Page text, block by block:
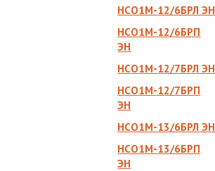
НСО1М-12/6БРЛ ЭН
НСО1М-12/6БРП
ЭН
НСО1М-12/7БРЛ ЭН
НСО1М-12/7БРП
ЭН
НСО1М-13/6БРЛ ЭН
НСО1М-13/6БРП
ЭН